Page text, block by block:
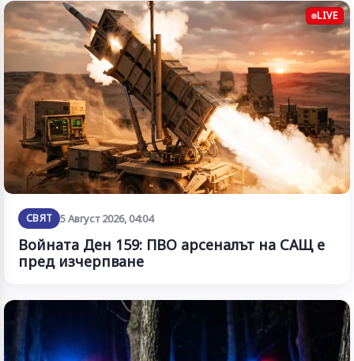
LIVE
СВЯТ 5 Август 2026, 04:04
Войната Ден 159: ПВО арсеналът на САЩ е
пред изчерпване